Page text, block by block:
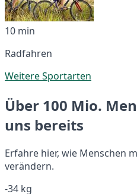
10 min
Radfahren
Weitere Sportarten
Über 100 Mio.
uns bereits
Erfahre hier, wie Menschen
verändern.
-34 kg